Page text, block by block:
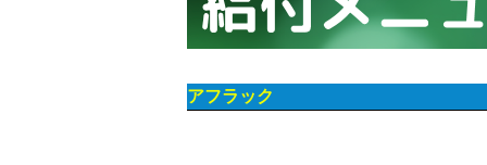
アフラック